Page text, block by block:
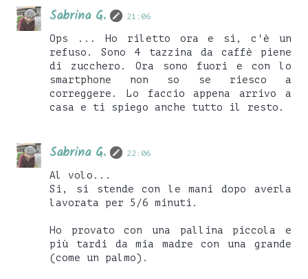
Sabrina G. 21:06
Ops ... Ho riletto ora e si, c'è un
refuso. Sono 4 tazzina da caffè piene
di zucchero. Ora sono fuori e con lo
smartphone non so se riesco a
correggere. Lo faccio appena arrivo a
casa e ti spiego anche tutto il resto.
Sabrina G. 22:06
Al volo...
Si, si stende con le mani dopo averla
lavorata per 5/6 minuti.
Ho provato con una pallina piccola e
più tardi da mia madre con una grande
(come un palmo).